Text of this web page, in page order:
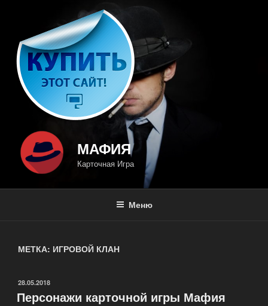
содержимому
МАФИЯ
Карточная Игра
Меню
МЕТКА: ИГРОВОЙ КЛАН
ОПУБЛИКОВАНО
28.05.2018
Персонажи карточной игры Мафия